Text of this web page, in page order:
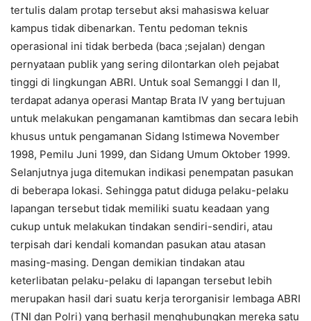
tertulis dalam protap tersebut aksi mahasiswa keluar
kampus tidak dibenarkan. Tentu pedoman teknis
operasional ini tidak berbeda (baca ;sejalan) dengan
pernyataan publik yang sering dilontarkan oleh pejabat
tinggi di lingkungan ABRI. Untuk soal Semanggi I dan II,
terdapat adanya operasi Mantap Brata IV yang bertujuan
untuk melakukan pengamanan kamtibmas dan secara lebih
khusus untuk pengamanan Sidang Istimewa November
1998, Pemilu Juni 1999, dan Sidang Umum Oktober 1999.
Selanjutnya juga ditemukan indikasi penempatan pasukan
di beberapa lokasi. Sehingga patut diduga pelaku-pelaku
lapangan tersebut tidak memiliki suatu keadaan yang
cukup untuk melakukan tindakan sendiri-sendiri, atau
terpisah dari kendali komandan pasukan atau atasan
masing-masing. Dengan demikian tindakan atau
keterlibatan pelaku-pelaku di lapangan tersebut lebih
merupakan hasil dari suatu kerja terorganisir lembaga ABRI
(TNI dan Polri) yang berhasil menghubungkan mereka satu